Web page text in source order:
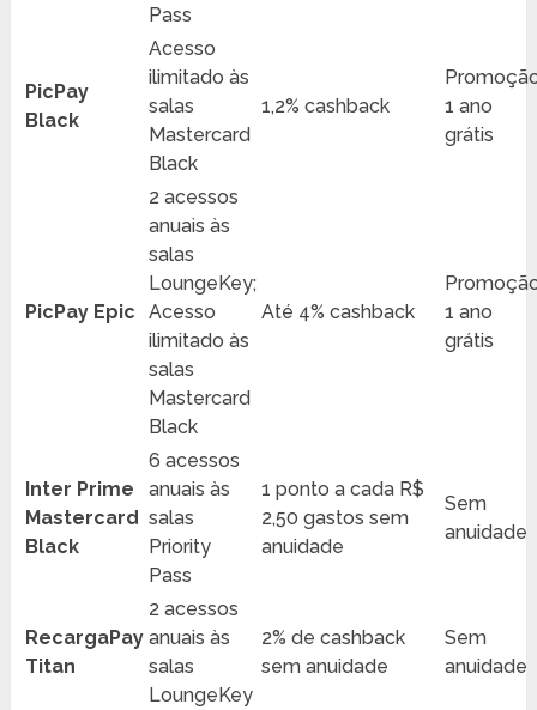
Pass
PicPay
Black
Acesso
ilimitado às
salas
Mastercard
Black
1,2% cashback
1 ano
grátis
PicPay Epic
2 acessos
anuais às
salas
LoungeKey;
Acesso
ilimitado às
salas
Mastercard
Black
Até 4% cashback
1 ano
grátis
Inter Prime
Mastercard
Black
6 acessos
anuais às
salas
Priority
Pass
1 ponto a cada R$
2,50 gastos sem
anuidade
Sem
anuidade
RecargaPay
Titan
2 acessos
anuais às
salas
LoungeKey
2% de cashback
sem anuidade
Sem
anuidade